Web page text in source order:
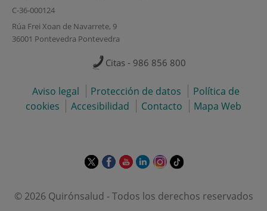
C-36-000124
Rúa Frei Xoan de Navarrete, 9
36001 Pontevedra Pontevedra
Citas - 986 856 800
Aviso legal Protección de datos
Política de
cookies
Accesibilidad Contacto Mapa Web
Este
abrirá
Este
abrirá
Este
abrirá
Este
abrirá
Este
abrirá
Enlace
aplicación
© 2026 Quirónsalud - Todos los derechos reservados